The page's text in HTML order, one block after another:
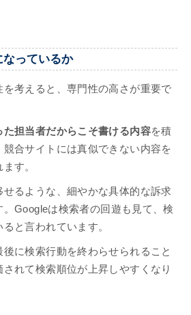
っているか
考えると、専門性の高さが重要で
た担当者だからこそ書ける内容を積
合サイトには真似できない内容を
す。
るような、細やかな具体的な訴求
。Googleは検索者の回遊も見て、検
と言われています。
に検索行動を終わらせられること
れて検索順位が上昇しやすくなり